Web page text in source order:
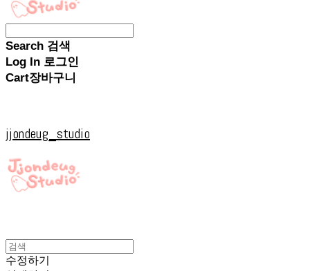
Search 검색
Log In 로그인
Cart장바구니
jjondeug_studio
수정하기